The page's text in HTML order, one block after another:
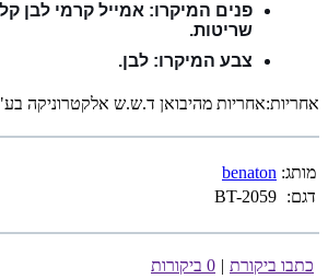
פנים המיקרו: אמייל קרמי לבן קל
שריטות.
צבע המיקרו: לבן.
אחריות:אחריות מהיבואן ד.ש.ש אלקטרוניקה בע"מ למשך
מותג: benaton
דגם: BT-2059
כתבו ביקורת | 0 ביקורות